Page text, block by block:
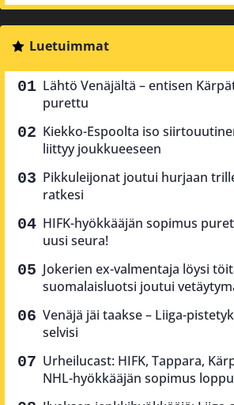
Luetuimmat
Lähtö Venäjältä – entisen
purettu
Kiekko-Espoolta iso
liittyy joukkueeseen
Pikkuleijonat joutui hurjaan
ratkesi
HIFK-hyökkääjän sopimus
uusi seura!
Jokerien ex-valmentaja löysi
suomalaisluotsi joutui
Venäjä jäi taakse – Liiga-
selvisi
Urheilucast: HIFK, Tappara,
NHL-hyökkääjän sopimus